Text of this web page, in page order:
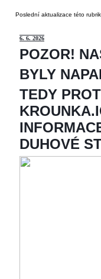
Poslední aktualizace této
6. 6. 2026
POZOR!
BYLY
TEDY
DUHOVÉ